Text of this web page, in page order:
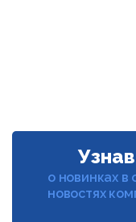
о новинках в
новостях